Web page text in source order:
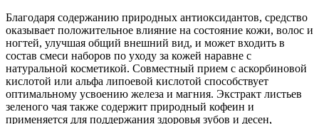
Благодаря содержанию природных антиоксидантов, средство
оказывает положительное влияние на состояние кожи, волос и
ногтей, улучшая общий внешний вид, и может входить в
состав смеси наборов по уходу за кожей наравне с
натуральной косметикой. Совместный прием с аскорбиновой
кислотой или альфа липоевой кислотой способствует
оптимальному усвоению железа и магния. Экстракт листьев
зеленого чая также содержит природный кофеин и
применяется для поддержания здоровья зубов и десен,